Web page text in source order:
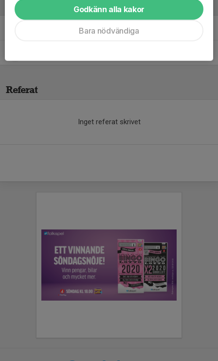
Ledare
Adam Nowaczewski Tränare
Referat
Inget referat skrivet
Godkänn alla kakor
Bara nödvändiga